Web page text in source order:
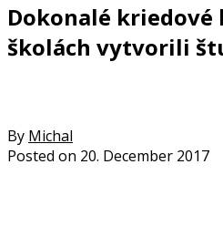
Dokonalé
školách vytvorili
By Michal
Posted on 20. December 2017